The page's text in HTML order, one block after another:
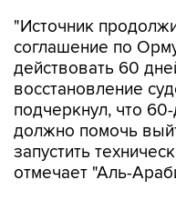
"Источник
соглашение по
действовать 60
восстановление
подчеркнул, что
должно помочь
запустить
отмечает "Аль-